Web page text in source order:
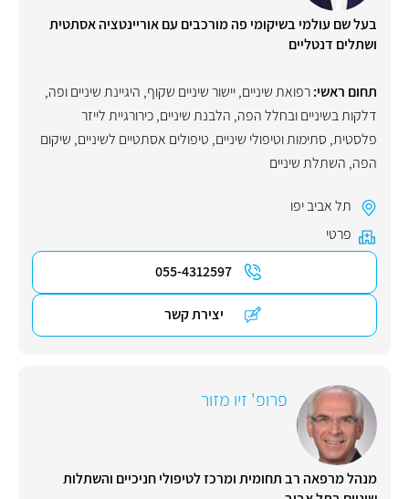
בעל שם עולמי בשיקומי פה מורכבים עם אוריינטציה אסתטית
ושתלים דנטליים
תחום ראשי:רפואת שיניים,יישור שיניים שקוף, היגיינת שיניים ופה,
דלקות בשיניים ובחלל הפה, הלבנת שיניים,כירורגיית לייזר
פלסטית, סתימות וטיפולי שיניים, טיפולים אסתטיים לשיניים, שיקום
הפה, השתלת שיניים
תל אביב יפו
פרטי
055-4312597
יצירת קשר
פרופ' זיו מזור
מנהל מרפאה רב תחומית ומרכז לטיפולי חניכיים והשתלות